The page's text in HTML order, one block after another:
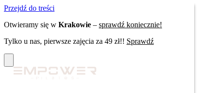
Przejdź do treści
Otwieramy się w Krakowie – sprawdź koniecznie!
Tylko u nas, pierwsze zajęcia za 49 zł!! Sprawdź